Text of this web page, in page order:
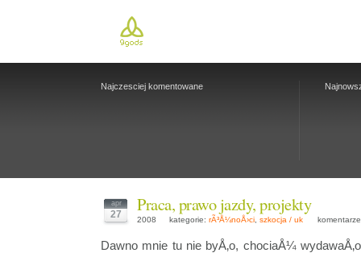
Najczesciej komentowane
apr
27 Praca, prawo jazdy, projekty
2008 kategorie: rÃ³Å¼noÅ›ci szkocja / uk
Dawno mnie tu nie byÅ‚o, chociaÅ¼